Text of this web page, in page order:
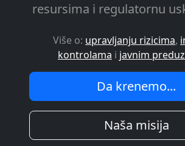
resursima i regulatornu
Više o: upravljanju rizicima,
kontrolama i javnim
Da krenemo...
Naša misija